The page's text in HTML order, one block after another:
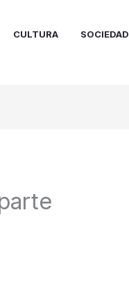
CULTURA
SOCIEDAD